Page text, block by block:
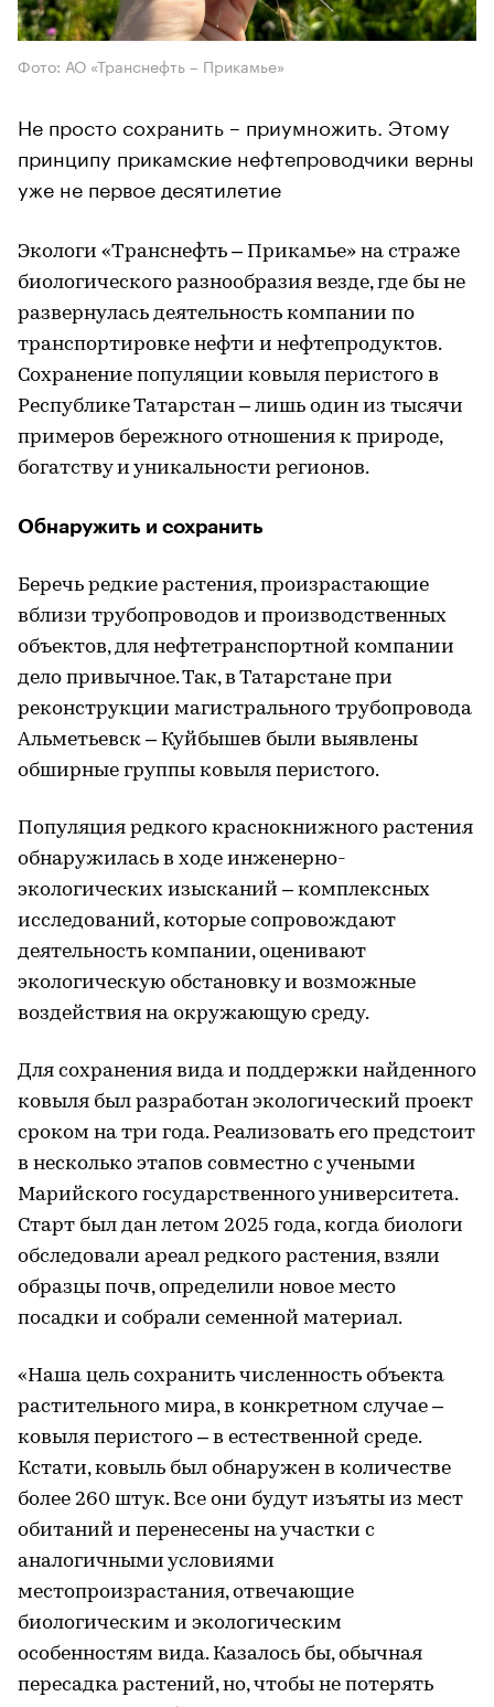
Фото: АО «Транснефть – Прикамье»
Не просто сохранить – приумножить. Этому
принципу прикамские нефтепроводчики верны
уже не первое десятилетие
Экологи «Транснефть – Прикамье» на страже
биологического разнообразия везде, где бы не
развернулась деятельность компании по
транспортировке нефти и нефтепродуктов.
Сохранение популяции ковыля перистого в
Республике Татарстан – лишь один из тысячи
примеров бережного отношения к природе,
богатству и уникальности регионов.
Обнаружить и сохранить
Беречь редкие растения, произрастающие
вблизи трубопроводов и производственных
объектов, для нефтетранспортной компании
дело привычное. Так, в Татарстане при
реконструкции магистрального трубопровода
Альметьевск – Куйбышев были выявлены
обширные группы ковыля перистого.
Популяция редкого краснокнижного растения
обнаружилась в ходе инженерно-
экологических изысканий – комплексных
исследований, которые сопровождают
деятельность компании, оценивают
экологическую обстановку и возможные
воздействия на окружающую среду.
Для сохранения вида и поддержки найденного
ковыля был разработан экологический проект
сроком на три года. Реализовать его предстоит
в несколько этапов совместно с учеными
Марийского государственного университета.
Старт был дан летом 2025 года, когда биологи
обследовали ареал редкого растения, взяли
образцы почв, определили новое место
посадки и собрали семенной материал.
«Наша цель сохранить численность объекта
растительного мира, в конкретном случае –
ковыля перистого – в естественной среде.
Кстати, ковыль был обнаружен в количестве
более 260 штук. Все они будут изъяты из мест
обитаний и перенесены на участки с
аналогичными условиями
местопроизрастания, отвечающие
биологическим и экологическим
особенностям вида. Казалось бы, обычная
пересадка растений, но, чтобы не потерять